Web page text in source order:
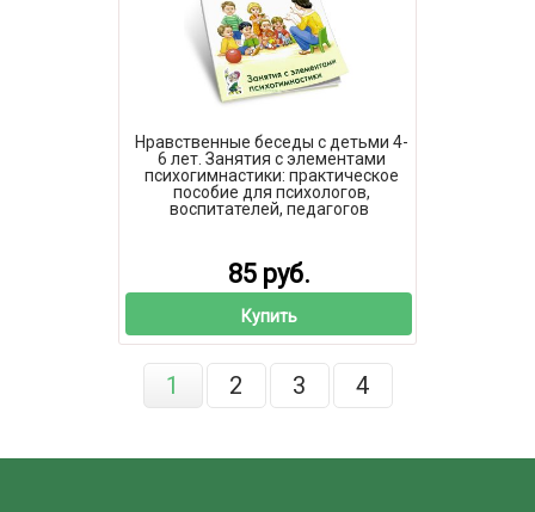
Нравственные беседы с детьми 4-
6 лет. Занятия с элементами
психогимнастики: практическое
пособие для психологов,
воспитателей, педагогов
85 руб.
Купить
1 2 3 4